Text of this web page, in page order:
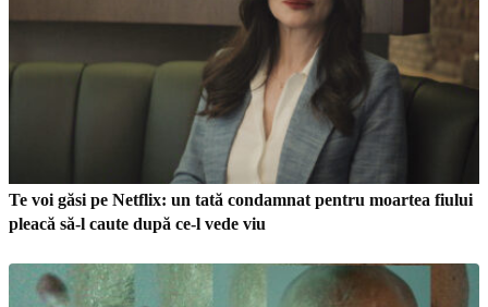
Te voi găsi pe Netflix: un tată condamnat pentru moartea fiului
pleacă să-l caute după ce-l vede viu